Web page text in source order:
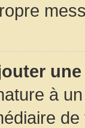
à